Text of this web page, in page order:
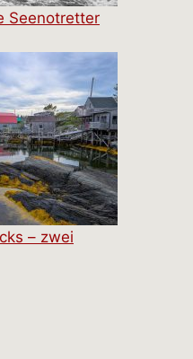
Seenotretter
– zwei